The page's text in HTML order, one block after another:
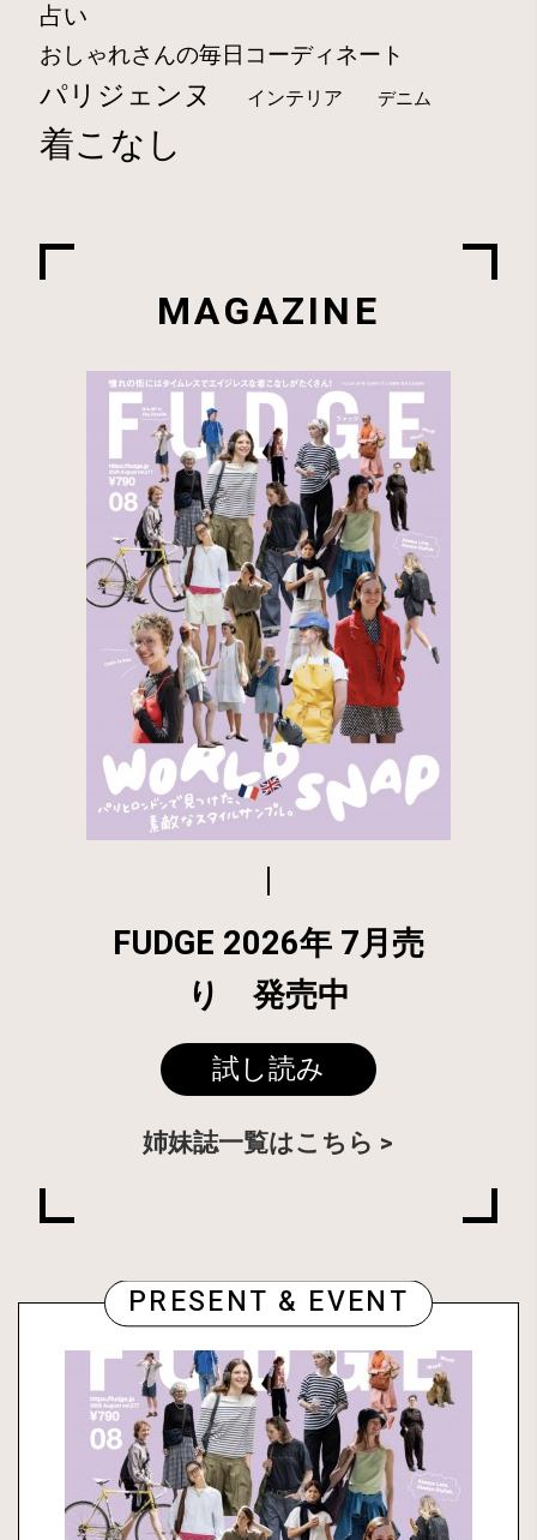
占い
おしゃれさんの毎日コーディネート
パリジェンヌ インテリア デニム
着こなし
MAGAZINE
FUDGE 2026年 7月売
り 発売中
試し読み
姉妹誌一覧はこちら
PRESENT & EVENT